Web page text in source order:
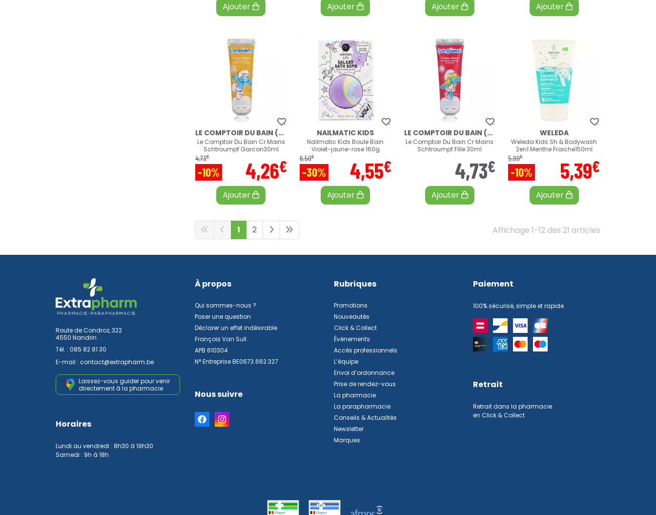
Ajouter Ajouter Ajouter Ajouter
LE COMPTOIR DU BAIN (LCB)
Le Comptoir Du Bain Cr Mains
Schtroumpf Garcon30ml
4,73€
-10% 4,26€
Ajouter
NAILMATIC KIDS
Nailmatic Kids Boule Bain
Violet-jaune-rose 160g
6,50€
-30% 4,55€
Ajouter
LE COMPTOIR DU BAIN (LCB)
Le Comptoir Du Bain Cr Mains
Schtroumpf Fille 30ml
4,73€
Ajouter
WELEDA
Weleda Kids Sh & Bodywash
2en1 Menthe Fraiche150ml
5,99€
-10% 5,39€
Ajouter
Affichage 1-12 des 21 articles
1 2
Route de Condroz, 322
4550 Nandrin
Tél. : 085 82 81 30
E-mail : contact@extrapharm.be
Laissez-vous guider pour venir
directement à la pharmacie
Horaires
Lundi au vendredi : 8h30 à 19h30
Samedi : 9h à 18h
À propos
Qui sommes-nous ?
Poser une question
Déclarer un effet indésirable
François Van Sull
APB 610304
N° Entreprise BE0673.662.327
Nous suivre
Rubriques
Promotions
Nouveautés
Click & Collect
Événements
Accès professionnels
L’équipe
Envoi d’ordonnance
Prise de rendez-vous
La pharmacie
La parapharmacie
Conseils & Actualités
Newsletter
Marques
Paiement
100% sécurisé, simple et rapide
Retrait
Retrait dans la pharmacie
en Click & Collect